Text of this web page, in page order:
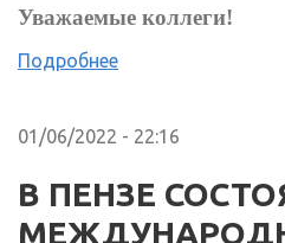
Уважаемые коллеги!
Подробнее
01/06/2022 - 22:16
В ПЕНЗЕ